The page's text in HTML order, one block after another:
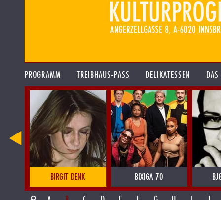
PROGRAMM TREIBHAUS-PASS DELIKATESSEN
BIRGIT DENK BIXIGA 70